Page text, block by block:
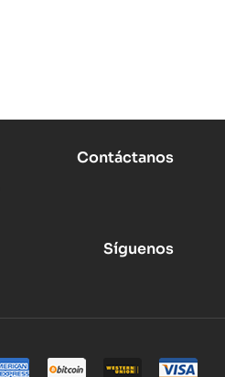
Contáctanos
Síguenos